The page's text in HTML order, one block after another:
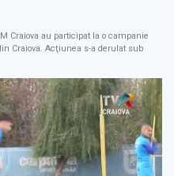
Craiova au participat la o campanie
Craiova. Acţiunea s-a derulat sub